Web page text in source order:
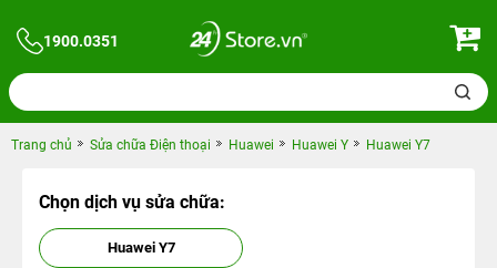
1900.0351
Trang chủ Sửa chữa Điện thoại Huawei Huawei Y Huawei Y7
Chọn dịch vụ sửa chữa:
Huawei Y7